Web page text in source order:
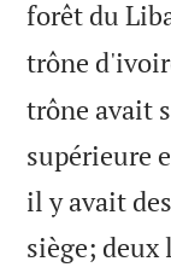
forêt du
trône
trône avait
supérieure
il y avait
siège; deux